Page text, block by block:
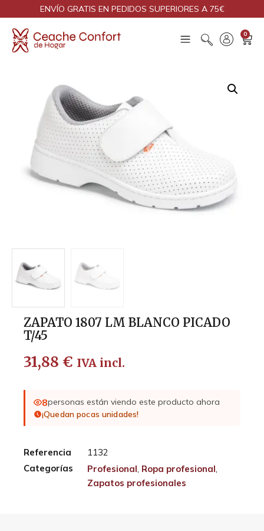
ENVÍO GRATIS EN PEDIDOS SUPERIORES A 75€
0
ZAPATO 1807 LM BLANCO PICADO
T/45
31,88 € IVA incl.
8personas están viendo este producto ahora
¡Quedan pocas unidades!
Referencia
1132
Categorías
Profesional Ropa profesional
Zapatos profesionales